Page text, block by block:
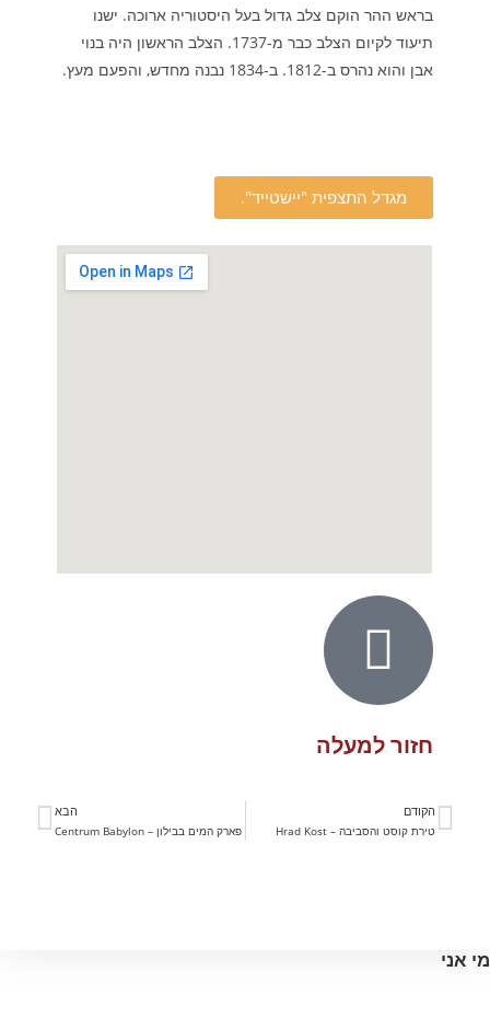
בראש ההר הוקם צלב גדול בעל היסטוריה ארוכה. ישנו
תיעוד לקיום הצלב כבר מ-1737. הצלב הראשון היה בנוי
אבן והוא נהרס ב-1812. ב-1834 נבנה מחדש, והפעם מעץ.
מגדל התצפית "יישטייד".​
חזור למעלה
הקודם
טירת קוסט והסביבה – Hrad Kost
הבא
פארק המים בבילון – Centrum Babylon​
מי אני